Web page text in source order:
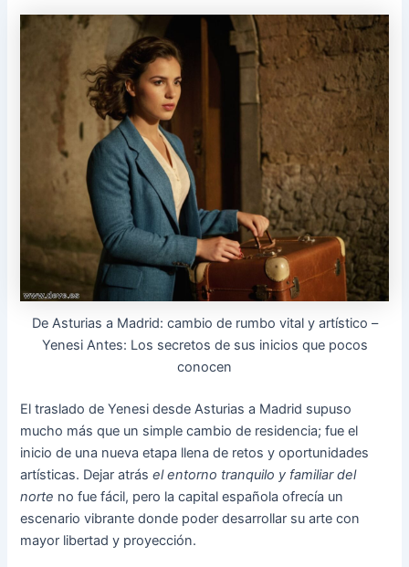
De Asturias a Madrid: cambio de rumbo vital y artístico –
Yenesi Antes: Los secretos de sus inicios que pocos
conocen
El traslado de Yenesi desde Asturias a Madrid supuso
mucho más que un simple cambio de residencia; fue el
inicio de una nueva etapa llena de retos y oportunidades
artísticas. Dejar atrásel entorno tranquilo y familiar del
norte no fue fácil, pero la capital española ofrecía un
escenario vibrante donde poder desarrollar su arte con
mayor libertad y proyección.